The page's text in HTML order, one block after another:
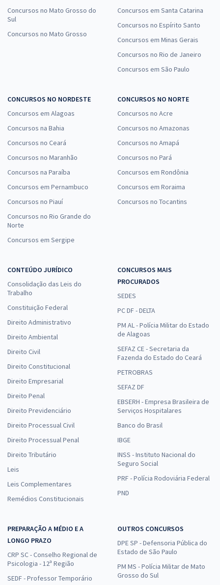
Concursos no Mato Grosso do
Sul
Concursos no Mato Grosso
Concursos em Santa Catarina
Concursos no Espírito Santo
Concursos em Minas Gerais
Concursos no Rio de Janeiro
Concursos em São Paulo
CONCURSOS NO NORDESTE
Concursos em Alagoas
Concursos na Bahia
Concursos no Ceará
Concursos no Maranhão
Concursos na Paraíba
Concursos em Pernambuco
Concursos no Piauí
Concursos no Rio Grande do
Norte
Concursos em Sergipe
CONCURSOS NO NORTE
Concursos no Acre
Concursos no Amazonas
Concursos no Amapá
Concursos no Pará
Concursos em Rondônia
Concursos em Roraima
Concursos no Tocantins
CONTEÚDO JURÍDICO
Consolidação das Leis do
Trabalho
Constituição Federal
Direito Administrativo
Direito Ambiental
Direito Civil
Direito Constitucional
Direito Empresarial
Direito Penal
Direito Previdenciário
Direito Processual Civil
Direito Processual Penal
Direito Tributário
Leis
Leis Complementares
Remédios Constitucionais
CONCURSOS MAIS
PROCURADOS
SEDES
PC DF - DELTA
PM AL - Polícia Militar do Estado
de Alagoas
SEFAZ CE - Secretaria da
Fazenda do Estado do Ceará
PETROBRAS
SEFAZ DF
EBSERH - Empresa Brasileira de
Serviços Hospitalares
Banco do Brasil
IBGE
INSS - Instituto Nacional do
Seguro Social
PRF - Polícia Rodoviária Federal
PND
PREPARAÇÃO A MÉDIO E A
LONGO PRAZO
CRP SC - Conselho Regional de
Psicologia - 12ª Região
SEDF - Professor Temporário
OUTROS CONCURSOS
DPE SP - Defensoria Pública do
Estado de São Paulo
PM MS - Polícia Militar de Mato
Grosso do Sul